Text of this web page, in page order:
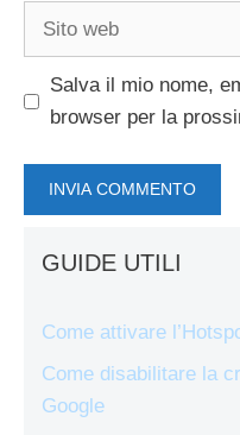
Sito
Salva il mio nome,
browser per la
GUIDE UTILI
Come attivare
Come disabilitare la
Google